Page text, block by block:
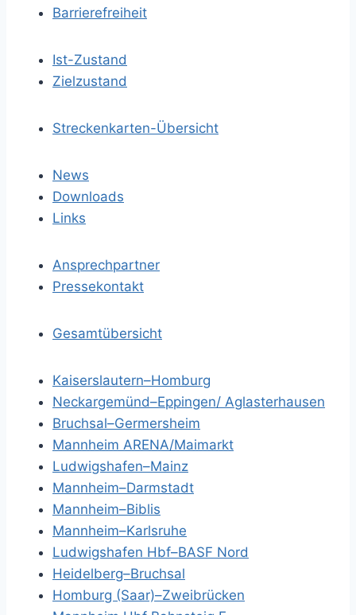
Barrierefreiheit
Ist-Zustand
Zielzustand
Streckenkarten-Übersicht
News
Downloads
Links
Ansprechpartner
Pressekontakt
Gesamtübersicht
Kaiserslautern–Homburg
Neckargemünd–Eppingen/ Aglasterhausen
Bruchsal–Germersheim
Mannheim ARENA/Maimarkt
Ludwigshafen–Mainz
Mannheim–Darmstadt
Mannheim–Biblis
Mannheim–Karlsruhe
Ludwigshafen Hbf–BASF Nord
Heidelberg–Bruchsal
Homburg (Saar)–Zweibrücken